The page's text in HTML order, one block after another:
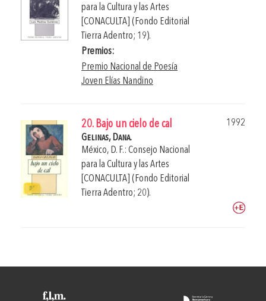
para la Cultura y las Artes
[CONACULTA] (Fondo Editorial
Tierra Adentro; 19).
Premios:
Premio Nacional de Poesía
Joven Elías Nandino
20. Bajo un cielo de cal
1992
Gelinas, Dana.
México, D. F.: Consejo Nacional
para la Cultura y las Artes
[CONACULTA] (Fondo Editorial
Tierra Adentro; 20).